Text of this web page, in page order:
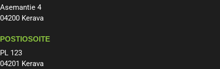
Asemantie 4
04200 Kerava​
POSTIOSOITE
PL 123
04201 Kerava